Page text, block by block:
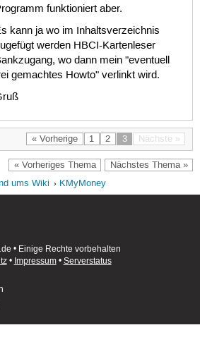
funktioniert aber.
kann ja wo im Inhaltsverzeichnis
werden HBCI-Kartenleser
wo dann mein "eventuell
gemachtes Howto" verlinkt wird.
« Vorherige 1 2 3 Nächste »
« Vorheriges Thema Nächstes Thema »
ums Wiki KMyMoney
• Einige Rechte vorbehalten
• Impressum• Serverstatus